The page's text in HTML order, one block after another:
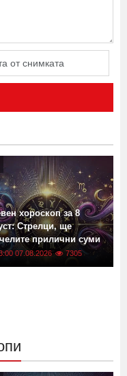
хороскоп за 8
Стрелци, ще
прилични суми
07.08.2026 7305